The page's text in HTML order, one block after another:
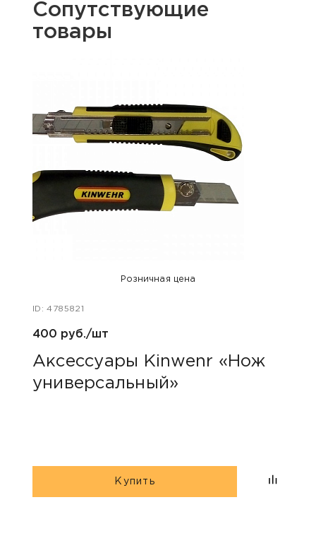
Сопутствующие
товары
Розничная цена
ID: 4785821
400 руб./шт
Аксессуары Kinwenr «Нож
универсальный»
Купить